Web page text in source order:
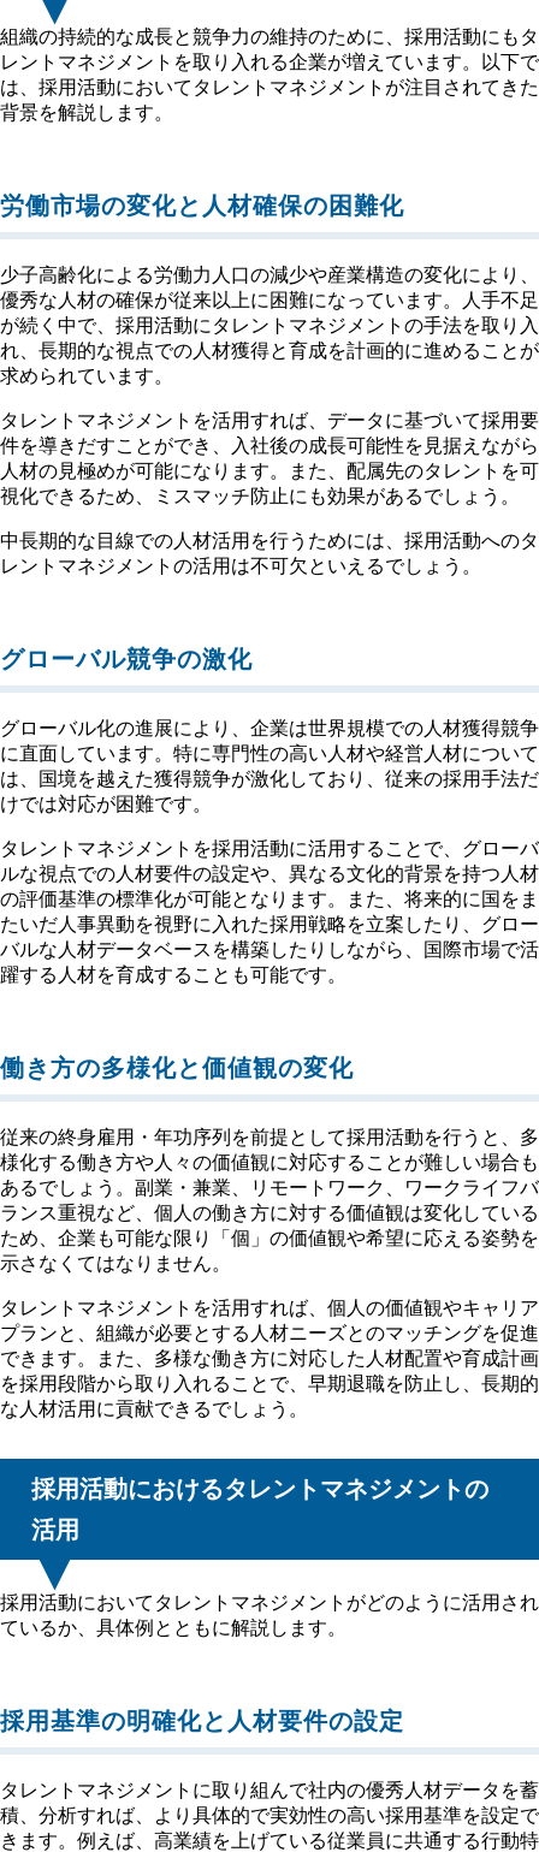
組織の持続的な成長と競争力の維持のために、採用活動にもタ
レントマネジメントを取り入れる企業が増えています。以下で
は、採用活動においてタレントマネジメントが注目されてきた
背景を解説します。
労働市場の変化と人材確保の困難化
少子高齢化による労働力人口の減少や産業構造の変化により、
優秀な人材の確保が従来以上に困難になっています。人手不足
が続く中で、採用活動にタレントマネジメントの手法を取り入
れ、長期的な視点での人材獲得と育成を計画的に進めることが
求められています。
タレントマネジメントを活用すれば、データに基づいて採用要
件を導きだすことができ、入社後の成長可能性を見据えながら
人材の見極めが可能になります。また、配属先のタレントを可
視化できるため、ミスマッチ防止にも効果があるでしょう。
中長期的な目線での人材活用を行うためには、採用活動へのタ
レントマネジメントの活用は不可欠といえるでしょう。
グローバル競争の激化
グローバル化の進展により、企業は世界規模での人材獲得競争
に直面しています。特に専門性の高い人材や経営人材について
は、国境を越えた獲得競争が激化しており、従来の採用手法だ
けでは対応が困難です。
タレントマネジメントを採用活動に活用することで、グローバ
ルな視点での人材要件の設定や、異なる文化的背景を持つ人材
の評価基準の標準化が可能となります。また、将来的に国をま
たいだ人事異動を視野に入れた採用戦略を立案したり、グロー
バルな人材データベースを構築したりしながら、国際市場で活
躍する人材を育成することも可能です。
働き方の多様化と価値観の変化
従来の終身雇用・年功序列を前提として採用活動を行うと、多
様化する働き方や人々の価値観に対応することが難しい場合も
あるでしょう。副業・兼業、リモートワーク、ワークライフバ
ランス重視など、個人の働き方に対する価値観は変化している
ため、企業も可能な限り「個」の価値観や希望に応える姿勢を
示さなくてはなりません。
タレントマネジメントを活用すれば、個人の価値観やキャリア
プランと、組織が必要とする人材ニーズとのマッチングを促進
できます。また、多様な働き方に対応した人材配置や育成計画
を採用段階から取り入れることで、早期退職を防止し、長期的
な人材活用に貢献できるでしょう。
採用活動におけるタレントマネジメントの
活用
採用活動においてタレントマネジメントがどのように活用され
ているか、具体例とともに解説します。
採用基準の明確化と人材要件の設定
タレントマネジメントに取り組んで社内の優秀人材データを蓄
積、分析すれば、より具体的で実効性の高い採用基準を設定で
きます。例えば、高業績を上げている従業員に共通する行動特